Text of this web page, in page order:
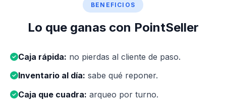
BENEFICIOS
Lo que ganas con PointSeller
Caja rápida: no pierdas al cliente de paso.
Inventario al día: sabe qué reponer.
Caja que cuadra: arqueo por turno.